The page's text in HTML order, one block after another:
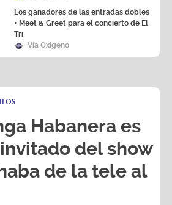
Los ganadores de las entradas dobles
+ Meet & Greet para el concierto de El
Tri
Vía Oxígeno
Habanera es
del show
de la tele al